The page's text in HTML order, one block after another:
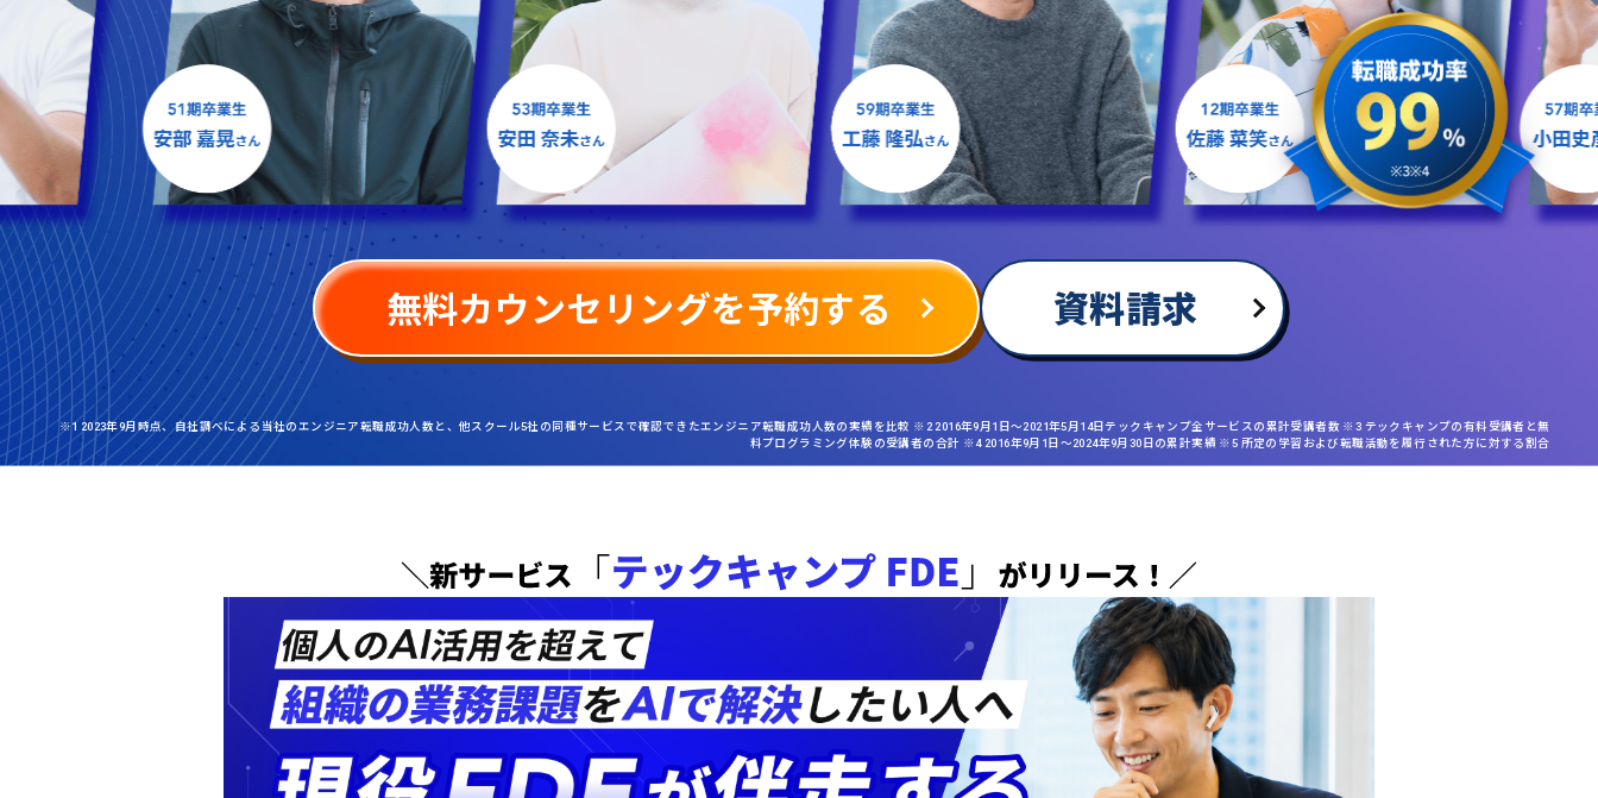
無料カウンセリングを予約する 資料請求
※1 2023年9月時点、自社調べによる当社のエンジニア転職成功人数と、他スクール5社の同種サービスで確認できたエンジニア転職成功人数の実績を比較 ※2 2016年9月1日〜2021年5月14日テックキャンプ全サービスの累計受講者数 ※3 テックキャンプの有料受講者と無
料プログラミング体験の受講者の合計 ※4 2016年9月1日〜2024年9月30日の累計実績 ※5 所定の学習および転職活動を履行された方に対する割合